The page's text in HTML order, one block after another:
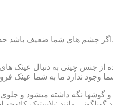
چشم های شما ضعیف باشد
جنس چینی به دنبال عینک
وجود ندارد ما به شما
نگه داشته میشود و جلوی